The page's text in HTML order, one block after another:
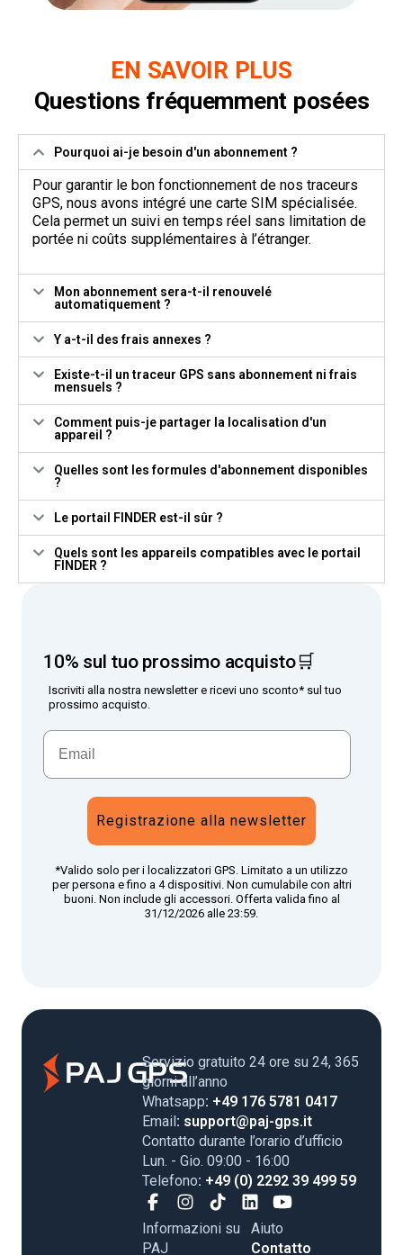
EN SAVOIR PLUS
Questions fréquemment posées
Pourquoi ai-je besoin d'un abonnement ?
Pour garantir le bon fonctionnement de nos traceurs
GPS, nous avons intégré une carte SIM spécialisée.
Cela permet un suivi en temps réel sans limitation de
portée ni coûts supplémentaires à l’étranger.
Mon abonnement sera-t-il renouvelé
automatiquement ?
Y a-t-il des frais annexes ?
Existe-t-il un traceur GPS sans abonnement ni frais
mensuels ?
Comment puis-je partager la localisation d'un
appareil ?
Quelles sont les formules d'abonnement disponibles
?
Le portail FINDER est-il sûr ?
Quels sont les appareils compatibles avec le portail
FINDER ?
10% sul tuo prossimo acquisto🛒
Iscriviti alla nostra newsletter e ricevi uno sconto* sul tuo
prossimo acquisto.
Registrazione alla newsletter
*Valido solo per i localizzatori GPS. Limitato a un utilizzo
per persona e fino a 4 dispositivi. Non cumulabile con altri
buoni. Non include gli accessori. Offerta valida fino al
31/12/2026 alle 23:59.
Servizio gratuito 24 ore su 24, 365
giorni all’anno
Whatsapp: +49 176 5781 0417
Email: support@paj-gps.it
Contatto durante l’orario d’ufficio
Lun. - Gio. 09:00 - 16:00
Telefono: +49 (0) 2292 39 499 59
Informazioni su
PAJ
Aiuto
Contatto